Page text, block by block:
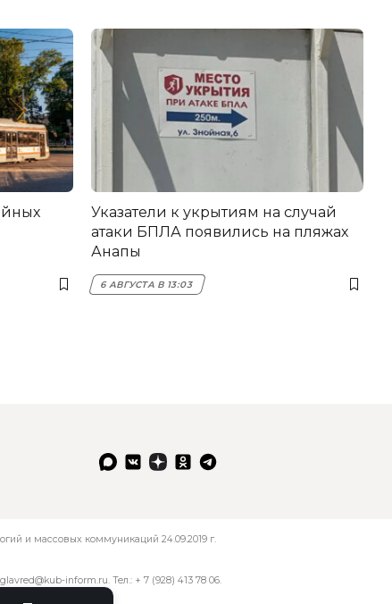
Указатели к укрытиям на случай
атаки БПЛА появились на пляжах
Анапы
6 АВГУСТА В 13:03
и массовых коммуникаций 24.09.2019 г.
glavred@kub-inform.ru. Тел.: + 7 (928) 413 78 06.